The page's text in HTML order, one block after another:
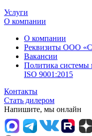
Услуги
О компании
О компании
Реквизиты ООО
Вакансии
Политика системы
ISO 9001:2015
Контакты
Стать дилером
Напишите, мы онлайн